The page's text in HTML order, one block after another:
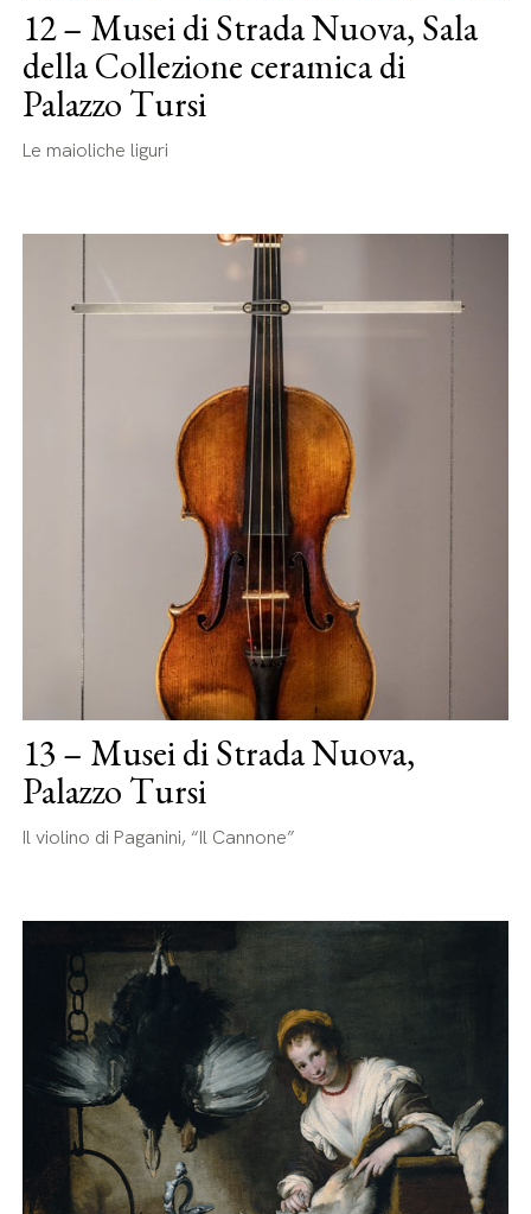
12 – Musei di Strada Nuova, Sala
della Collezione ceramica di
Palazzo Tursi
Le maioliche liguri
13 – Musei di Strada Nuova,
Palazzo Tursi
Il violino di Paganini, “Il Cannone”